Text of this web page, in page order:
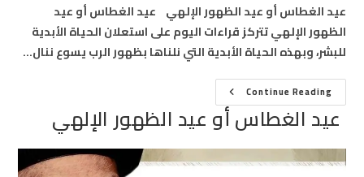
عيد الغطاس أو عيد الظهور الإلهي عيد الغطاس أو عيد
الظهور الإلهي تتركز قراءات اليوم على استعلان الحياة الأبدية
للبشر، وبهذه الحياة الأبدية التي نلناها بظهور الرب يسوع ننال…
Continue Readingعيد
الغطاس
أو
عيد
الظهور
الإلهي
عيد الغطاس أو عيد الظهور الإلهي